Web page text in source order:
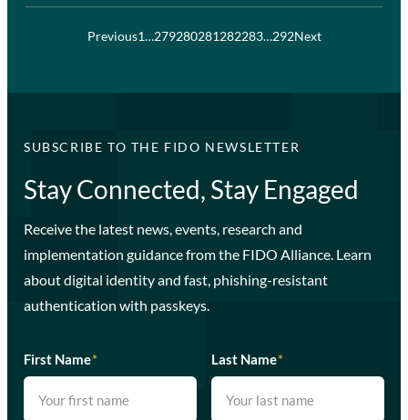
Previous1…279280281282283…292Next
SUBSCRIBE TO THE FIDO NEWSLETTER
Stay Connected, Stay Engaged
Receive the latest news, events, research and
implementation guidance from the FIDO Alliance. Learn
about digital identity and fast, phishing-resistant
authentication with passkeys.
First Name* Last Name*